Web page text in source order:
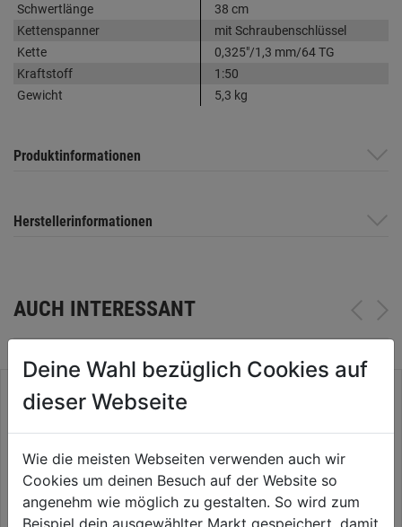
Schwertlänge
38 cm
Kettenspanner
mit Schraubenschlüssel
Kette
0,325"/1,3 mm/64 TG
Kraftstoff
1:50
Gewicht
5,3 kg
Produktinformationen
Herstellerinformationen
AUCH INTERESSANT
Deine Wahl bezüglich Cookies auf
dieser Webseite
Wie die meisten Webseiten verwenden auch wir
Cookies um deinen Besuch auf der Website so
angenehm wie möglich zu gestalten. So wird zum
Beispiel dein ausgewählter Markt gespeichert, damit